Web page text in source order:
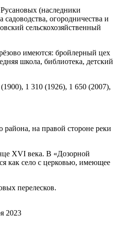
(наследники
огородничества и
сельскохозяйственный
имеются: бройлерный цех
школа, библиотека, детский
1 310 (1926), 1 650 (2007),
на правой стороне реки
XVI века. В «Дозорной
как село с церковью, имеющее
перелесков.
2023